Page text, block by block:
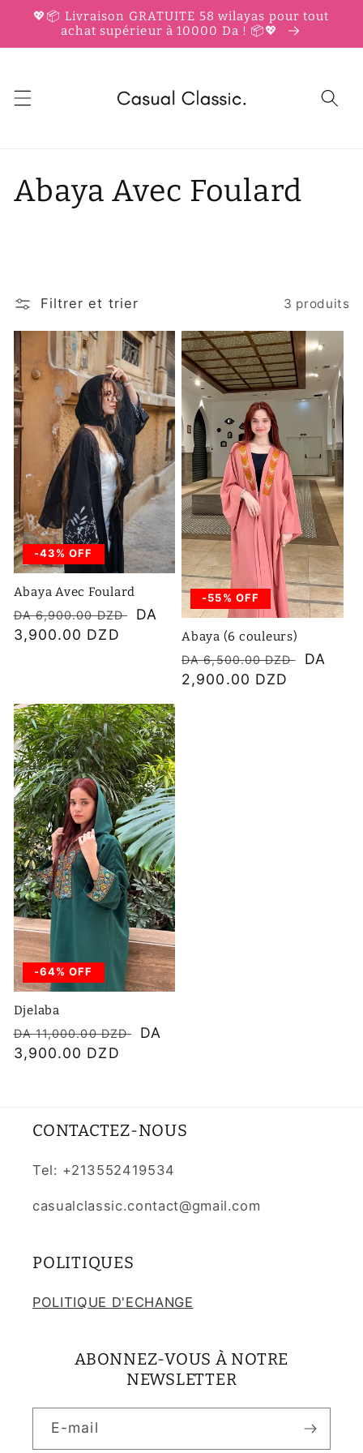
passer
contenu
💖📦 Livraison GRATUITE 58 wilayas pour tout
achat supérieur à 10000 Da ! 📦💖
C
l
e
c
t
i
o
n
:
Abaya Avec Foulard
Filtrer et trier 3 produits
-43% OFF
Abaya Avec Foulard
Prix
habituel
DA 6,900.00 DZD
Prix
DA
3,900.00 DZD
-55% OFF
Abaya (6 couleurs)
Prix
habituel
DA 6,500.00 DZD
Prix
DA
2,900.00 DZD
-64% OFF
Djelaba
Prix
habituel
DA 11,000.00 DZD
Prix
DA
3,900.00 DZD
CONTACTEZ-NOUS
Tel: +213552419534
casualclassic.contact@gmail.com
POLITIQUES
POLITIQUE D'ECHANGE
ABONNEZ-VOUS À NOTRE
NEWSLETTER
E-mail